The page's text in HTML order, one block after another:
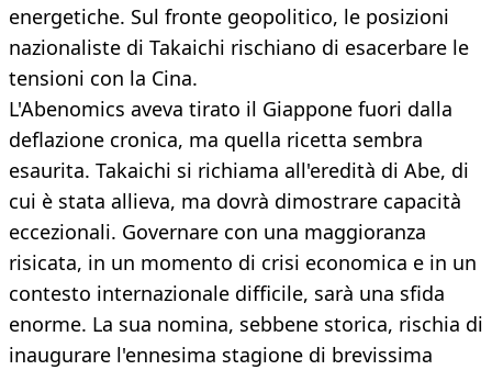
energetiche. Sul fronte geopolitico, le posizioni
nazionaliste di Takaichi rischiano di esacerbare le
tensioni con la Cina.
L'Abenomics aveva tirato il Giappone fuori dalla
deflazione cronica, ma quella ricetta sembra
esaurita. Takaichi si richiama all'eredità di Abe, di
cui è stata allieva, ma dovrà dimostrare capacità
eccezionali. Governare con una maggioranza
risicata, in un momento di crisi economica e in un
contesto internazionale difficile, sarà una sfida
enorme. La sua nomina, sebbene storica, rischia di
inaugurare l'ennesima stagione di brevissima